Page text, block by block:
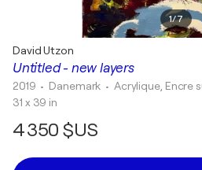
1/7
Untitled - new layers
David Utzon
2019 • Danemark • Acrylique, Encre
31 x 39 in
4 350 $US